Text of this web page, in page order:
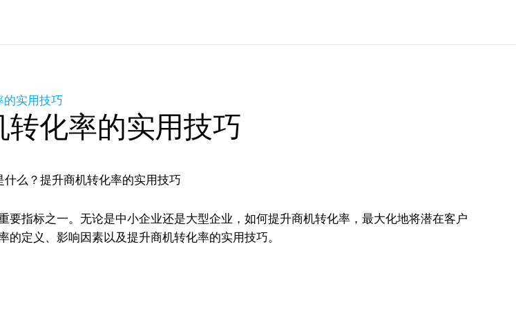
的实用技巧
化率的实用技巧
指标之一。无论是中小企业还是大型企业，如何提升商机转化率，最大化地将潜在客户
定义、影响因素以及提升商机转化率的实用技巧。